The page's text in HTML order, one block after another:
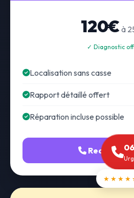
120€ à
✓ Diagnostic
Localisation sans casse
Rapport détaillé offert
Réparation incluse possible
Recherche